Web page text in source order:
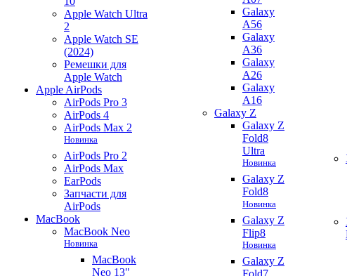
Apple Watch Ultra
2
Apple Watch SE
(2024)
Ремешки для
Apple Watch
Apple AirPods
AirPods Pro 3
AirPods 4
AirPods Max 2
Новинка
AirPods Pro 2
AirPods Max
EarPods
Запчасти для
AirPods
MacBook
MacBook Neo
Новинка
MacBook
Neo 13"
Galaxy
A56
Galaxy
A36
Galaxy
A26
Galaxy
A16
Galaxy Z
Galaxy Z
Fold8
Ultra
Новинка
Galaxy Z
Fold8
Новинка
Galaxy Z
Flip8
Новинка
Galaxy Z
Fold7